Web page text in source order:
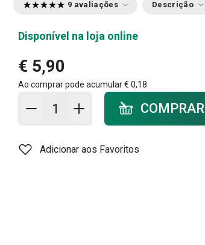
9 avaliações Descrição
Disponível na loja online
€ 5,90
Ao comprar pode acumular€ 0,18
Adicionar ao carrinho - quantidade
COMPRAR
Adicionar aos Favoritos